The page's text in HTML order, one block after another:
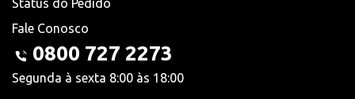
Status do Pedido
Fale Conosco
0800 727 2273
Segunda à sexta 8:00 às 18:00